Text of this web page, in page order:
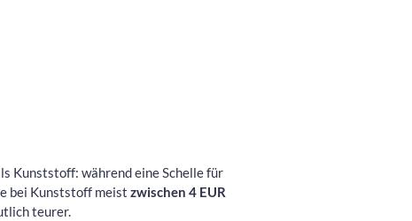
Kunststoff: während eine Schelle für
bei Kunststoff meist zwischen 4 EUR
teurer.